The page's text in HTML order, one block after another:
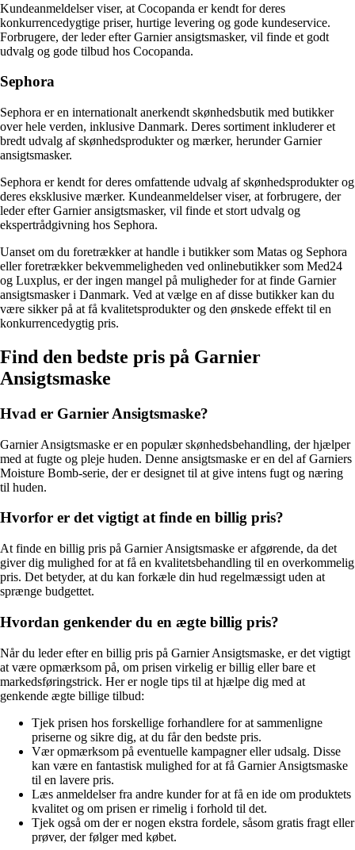
Kundeanmeldelser viser, at Cocopanda er kendt for deres
konkurrencedygtige priser, hurtige levering og gode kundeservice.
Forbrugere, der leder efter Garnier ansigtsmasker, vil finde et godt
udvalg og gode tilbud hos Cocopanda.
Sephora
Sephora er en internationalt anerkendt skønhedsbutik med butikker
over hele verden, inklusive Danmark. Deres sortiment inkluderer et
bredt udvalg af skønhedsprodukter og mærker, herunder Garnier
ansigtsmasker.
Sephora er kendt for deres omfattende udvalg af skønhedsprodukter og
deres eksklusive mærker. Kundeanmeldelser viser, at forbrugere, der
leder efter Garnier ansigtsmasker, vil finde et stort udvalg og
ekspertrådgivning hos Sephora.
Uanset om du foretrækker at handle i butikker som Matas og Sephora
eller foretrækker bekvemmeligheden ved onlinebutikker som Med24
og Luxplus, er der ingen mangel på muligheder for at finde Garnier
ansigtsmasker i Danmark. Ved at vælge en af ​​disse butikker kan du
være sikker på at få kvalitetsprodukter og den ønskede effekt til en
konkurrencedygtig pris.
Find den bedste pris på Garnier
Ansigtsmaske
Hvad er Garnier Ansigtsmaske?
Garnier Ansigtsmaske er en populær skønhedsbehandling, der hjælper
med at fugte og pleje huden. Denne ansigtsmaske er en del af Garniers
Moisture Bomb-serie, der er designet til at give intens fugt og næring
til huden.
Hvorfor er det vigtigt at finde en billig pris?
At finde en billig pris på Garnier Ansigtsmaske er afgørende, da det
giver dig mulighed for at få en kvalitetsbehandling til en overkommelig
pris. Det betyder, at du kan forkæle din hud regelmæssigt uden at
sprænge budgettet.
Hvordan genkender du en ægte billig pris?
Når du leder efter en billig pris på Garnier Ansigtsmaske, er det vigtigt
at være opmærksom på, om prisen virkelig er billig eller bare et
markedsføringstrick. Her er nogle tips til at hjælpe dig med at
genkende ægte billige tilbud:
Tjek prisen hos forskellige forhandlere for at sammenligne
priserne og sikre dig, at du får den bedste pris.
Vær opmærksom på eventuelle kampagner eller udsalg. Disse
kan være en fantastisk mulighed for at få Garnier Ansigtsmaske
til en lavere pris.
Læs anmeldelser fra andre kunder for at få en ide om produktets
kvalitet og om prisen er rimelig i forhold til det.
Tjek også om der er nogen ekstra fordele, såsom gratis fragt eller
prøver, der følger med købet.